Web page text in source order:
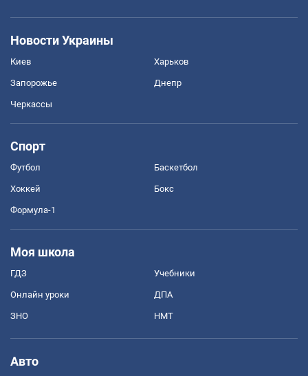
Новости Украины
Киев Харьков
Запорожье Днепр
Черкассы
Спорт
Футбол Баскетбол
Хоккей Бокс
Формула-1
Моя школа
ГДЗ Учебники
Онлайн уроки ДПА
ЗНО НМТ
Авто